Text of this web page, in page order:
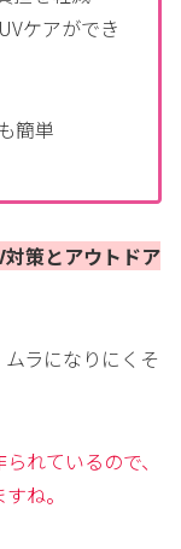
ケアができ
簡単
策とアウトドア
ラになりにくそ
れているので、
ね。